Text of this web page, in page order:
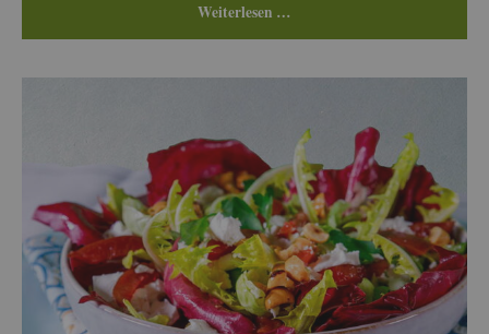
Wei­ter­le­sen …